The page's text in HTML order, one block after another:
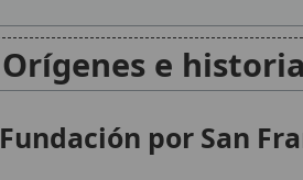
Orígenes e historia
Fundación por San